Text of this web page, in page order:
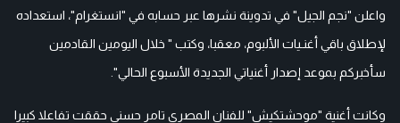
واعلن "نجم الجيل" في تدوينة نشرها عبر حسابه في "انستغرام"، استعداده
لإطلاق باقي أغنـيات الألبوم، معقبا، وكتب " خلال اليومين القادمين
سأخبركم بموعد إصدار أغنياتي الجديدة الأسبوع الحالي".
وكانت أغنية "موحشتكيش" للفنان المصري تامر حسني حققت تفاعلا كبيرا